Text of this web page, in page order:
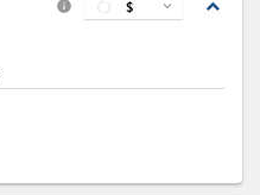
expand_less
info $ expand_more